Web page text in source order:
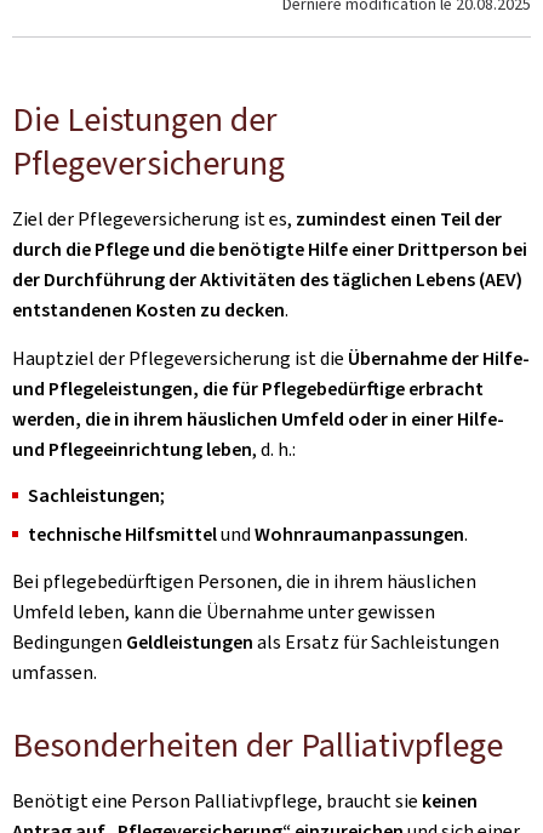
Die Leistungen der
Pflegeversicherung
Ziel der Pflegeversicherung ist es, zumindest einen Teil der
durch die Pflege und die benötigte Hilfe einer Drittperson bei
der Durchführung der Aktivitäten des täglichen Lebens (AEV)
entstandenen Kosten zu decken.
Hauptziel der Pflegeversicherung ist die Übernahme der Hilfe-
und Pflegeleistungen, die für Pflegebedürftige erbracht
werden, die in ihrem häuslichen Umfeld oder in einer Hilfe-
und Pflegeeinrichtung leben, d. h.:
Sachleistungen;
technische HilfsmittelundWohnraumanpassungen.
Bei pflegebedürftigen Personen, die in ihrem häuslichen
Umfeld leben, kann die Übernahme unter gewissen
Bedingungen Geldleistungenals Ersatz für Sachleistungen
umfassen.
Besonderheiten der Palliativpflege
Benötigt eine Person Palliativpflege, braucht sie keinen